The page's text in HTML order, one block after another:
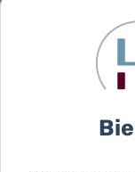
d’analyse
marche
Motion